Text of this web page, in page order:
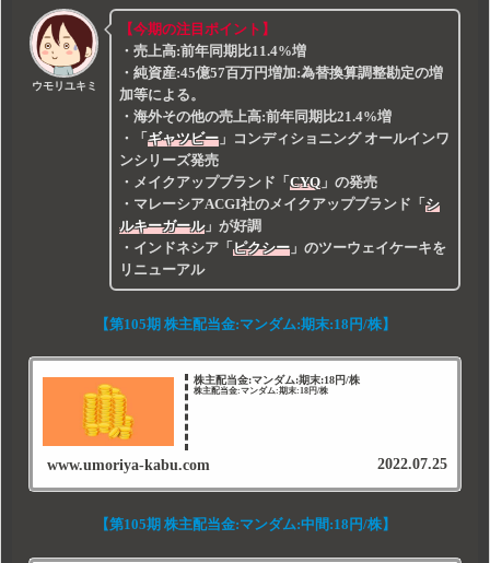
ウモリユキミ
【今期の注目ポイント】
・売上高:前年同期比11.4%増
・純資産:45億57百万円増加:為替換算調整勘定の増
加等による。
・海外その他の売上高:前年同期比21.4%増
・
「ギャツビー 」 コンディショニング オールインワ
ンシリーズ発売
・メイクアップブランド 「CYQ 」の発売
・マレーシアACGI社のメイクアップブランド 「シ
ルキーガール」が好調
・インドネシア 「ピクシー 」のツーウェイケーキを
リニューアル
【第105期 株主配当金:マンダム:期末:18円/株】
株主配当金:マンダム:期末:18円/株
株主配当金:マンダム:期末:18円/株
www.umoriya-kabu.com 2022.07.25
【第105期 株主配当金:マンダム:中間:18円/株】